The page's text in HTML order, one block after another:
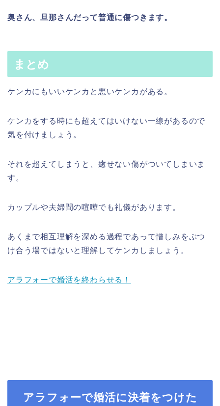
奥さん、旦那さんだって普通に傷つきます。
まとめ
ケンカにもいいケンカと悪いケンカがある。
ケンカをする時にも超えてはいけない一線があるので
気を付けましょう。
それを超えてしまうと、癒せない傷がついてしまいま
す。
カップルや夫婦間の喧嘩でも礼儀があります。
あくまで相互理解を深める過程であって憎しみをぶつ
け合う場ではないと理解してケンカしましょう。
アラフォーで婚活を終わらせる！
アラフォーで婚活に決着をつけた